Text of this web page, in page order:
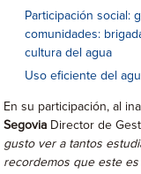
Participación social:
comunidades:
cultura del agua
Uso eficiente del
En su participación, al
Segovia Director de
gusto ver a tantos
recordemos que este